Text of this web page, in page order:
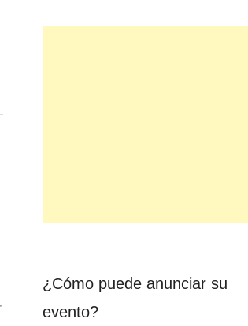
¿Cómo puede anunciar su
evento?